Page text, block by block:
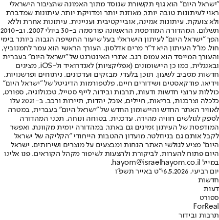
"ישראל היום" הוא גוף תקשורת שנוסד מתוך האמונה שהציבור הישראלי
ראוי לעיתונות טובה יותר, מאוזנת יותר ומדויקת יותר. עיתונות שמדברת
ולא צועקת. עיתונות אמינה, אובייקטיבית ועניינית. עיתונות אחרת וללא
תשלום. המהדורה המודפסת הראשונה פורסמה ב-30 ביולי 2007, וב-2010
הפך "ישראל היום" לעיתון הישראלי בעל שיעור החשיפה הגבוה ביותר בימי
חול. מו"ל העיתון היא ד"ר מרים אדלסון. העורך הראשי הוא עמר לחמנוביץ,
והעורך המייסד הוא עמוס רגב. אתרי האינטרנט של "ישראל היום" בעברית
ובאנגלית, כמו כן היישומונים (אפליקציות) לאנדרואיד ול-iOS, מציגים
חדשות מסביב לשעון, תוכן בלעדי, מבזקים ועדכונים, ניתוחים ופרשנויות,
וידיאו, פודקאסטים ושידורים חיים. פלטפורמות הדיגיטל של "ישראל היום"
כוללות ערוצי חדשות ודעות, תרבות ובידור, לייף סטייל, טכנולוגיה, ספורט,
כלכלה וצרכנות, בריאות, חיילים, אוכל, יהדות, תיירות ורכב. ב-2021 עלו
לאוויר האתר החדש והיישומון החדש של "ישראל היום" בעברית, במטרה
לספק לגולשים חוויה מהירה, עדכנית, בטוחה ונוחה. תכני המהדורה
המודפסת של העיתון זמינים גם באתר, במהדורה יומית מקוונת, ואפשר
לקבל אותם גם בניוזלטר. מועדון ההטבות הייחודי "הקליקה של ישראל
היום" מציע לגולשי האתר הנחות ומבצעים על מוצרים ושירותים. ישראל
היום פתוח להערות, לביקורת ולהצעות לשיפור מקהל הקוראים. פנו אלינו
במייל hayom@israelhayom.co.il.
יום רביעי, 6.5.2026
י"ט באייר תשפ"ו
חדשות
דעות
ספורט
ForReal
תרבות ובידור